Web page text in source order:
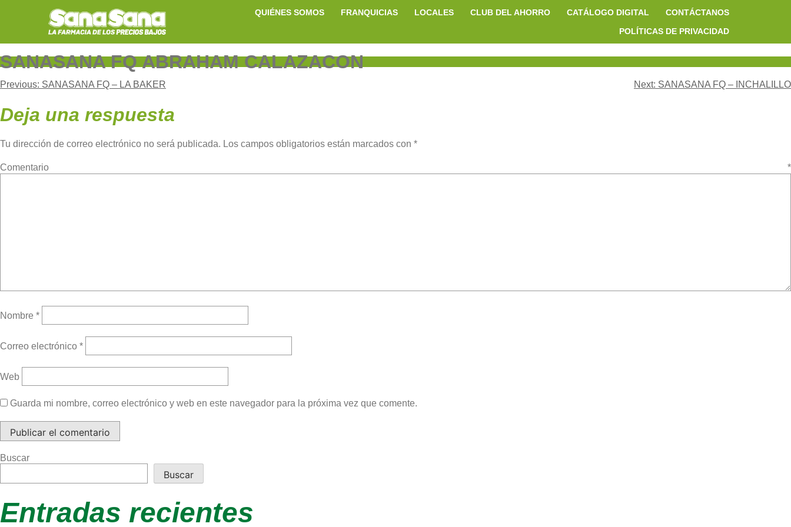
QUIÉNES SOMOS FRANQUICIAS LOCALES CLUB DEL AHORRO CATÁLOGO DIGITAL
CONTÁCTANOS
POLÍTICAS DE PRIVACIDAD
SANASANA FQ ABRAHAM CALAZACON
Navegación
de
entradas
Previous: SANASANA FQ – LA BAKER Next: SANASANA FQ – INCHALILLO
Deja una respuesta
Tu dirección de correo electrónico no será publicada. Los campos obligatorios están marcados con *
Comentario *
Nombre *
Correo electrónico *
Web
Guarda mi nombre, correo electrónico y web en este navegador para la próxima vez que comente.
Buscar
Buscar
Entradas recientes